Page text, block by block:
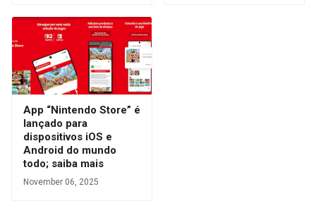
App “Nintendo Store” é
lançado para
dispositivos iOS e
Android do mundo
todo; saiba mais
November 06, 2025